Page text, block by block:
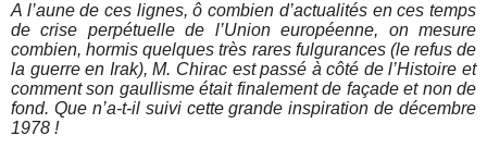
A l’aune de ces lignes, ô combien d’actualités en ces temps
de crise perpétuelle de l’Union européenne, on mesure
combien, hormis quelques très rares fulgurances (le refus de
la guerre en Irak), M. Chirac est passé à côté de l’Histoire et
comment son gaullisme était finalement de façade et non de
fond. Que n’a-t-il suivi cette grande inspiration de décembre
1978 !